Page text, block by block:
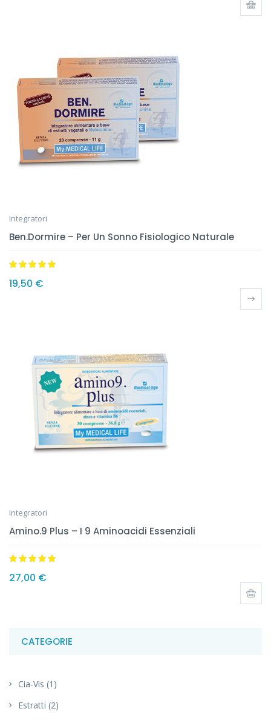
CATEGORIE
Cia-Vis (1)
Estratti (2)
Integratori
Ben.Dormire – Per Un Sonno Fisiologico Naturale
su 5
19,50 €
Integratori
Amino.9 Plus – I 9 Aminoacidi Essenziali
su 5
27,00 €